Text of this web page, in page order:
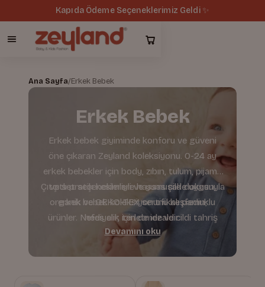
Kapıda Ödeme Seçeneklerimiz Geldi ✨
Ana Sayfa/Erkek Bebek
Erkek Bebek
Erkek bebek giyiminde konforu ve güveni
öne çıkaran Zeyland koleksiyonu. 0-24 ay
erkek bebekler için body, zıbın, tulum, pijama
ve set seçenekleriyle hassas cilde uygun,
organik ve OEKO-TEX sertifikalı pamuklu
ürünler. Nefes alır, terletmez ve cildi tahriş
etmez.
Çıtçıtlı pratik kesimleri ve yumuşak dokusuyla
erkek bebek koleksiyonunu keşfedin;
hediyelik için de idealdir.
Devamını oku